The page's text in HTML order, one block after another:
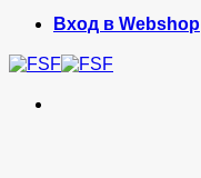
Вход в Webshop